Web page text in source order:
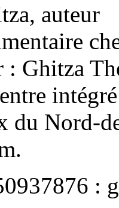
auteur
: Ghitza
du
: